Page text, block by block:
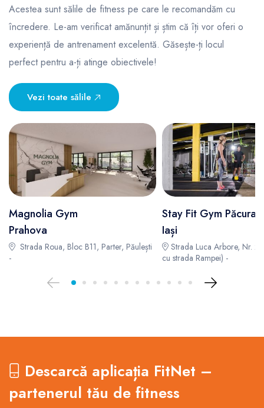
Acestea sunt sălile de fitness pe care le recomandăm cu
încredere. Le-am verificat amănunțit și știm că îți vor oferi o
experiență de antrenament excelentă. Găsește-ți locul
perfect pentru a-ți atinge obiectivele!
Vezi toate sălile
Magnolia Gym
Prahova
Strada Roua, Bloc B11, Parter, Păulești
-
Stay Fit Gym
Iași
Strada Luca Arbore, Nr.
cu strada Rampei) -
Descarcă aplicația FitNet –
partenerul tău de fitness